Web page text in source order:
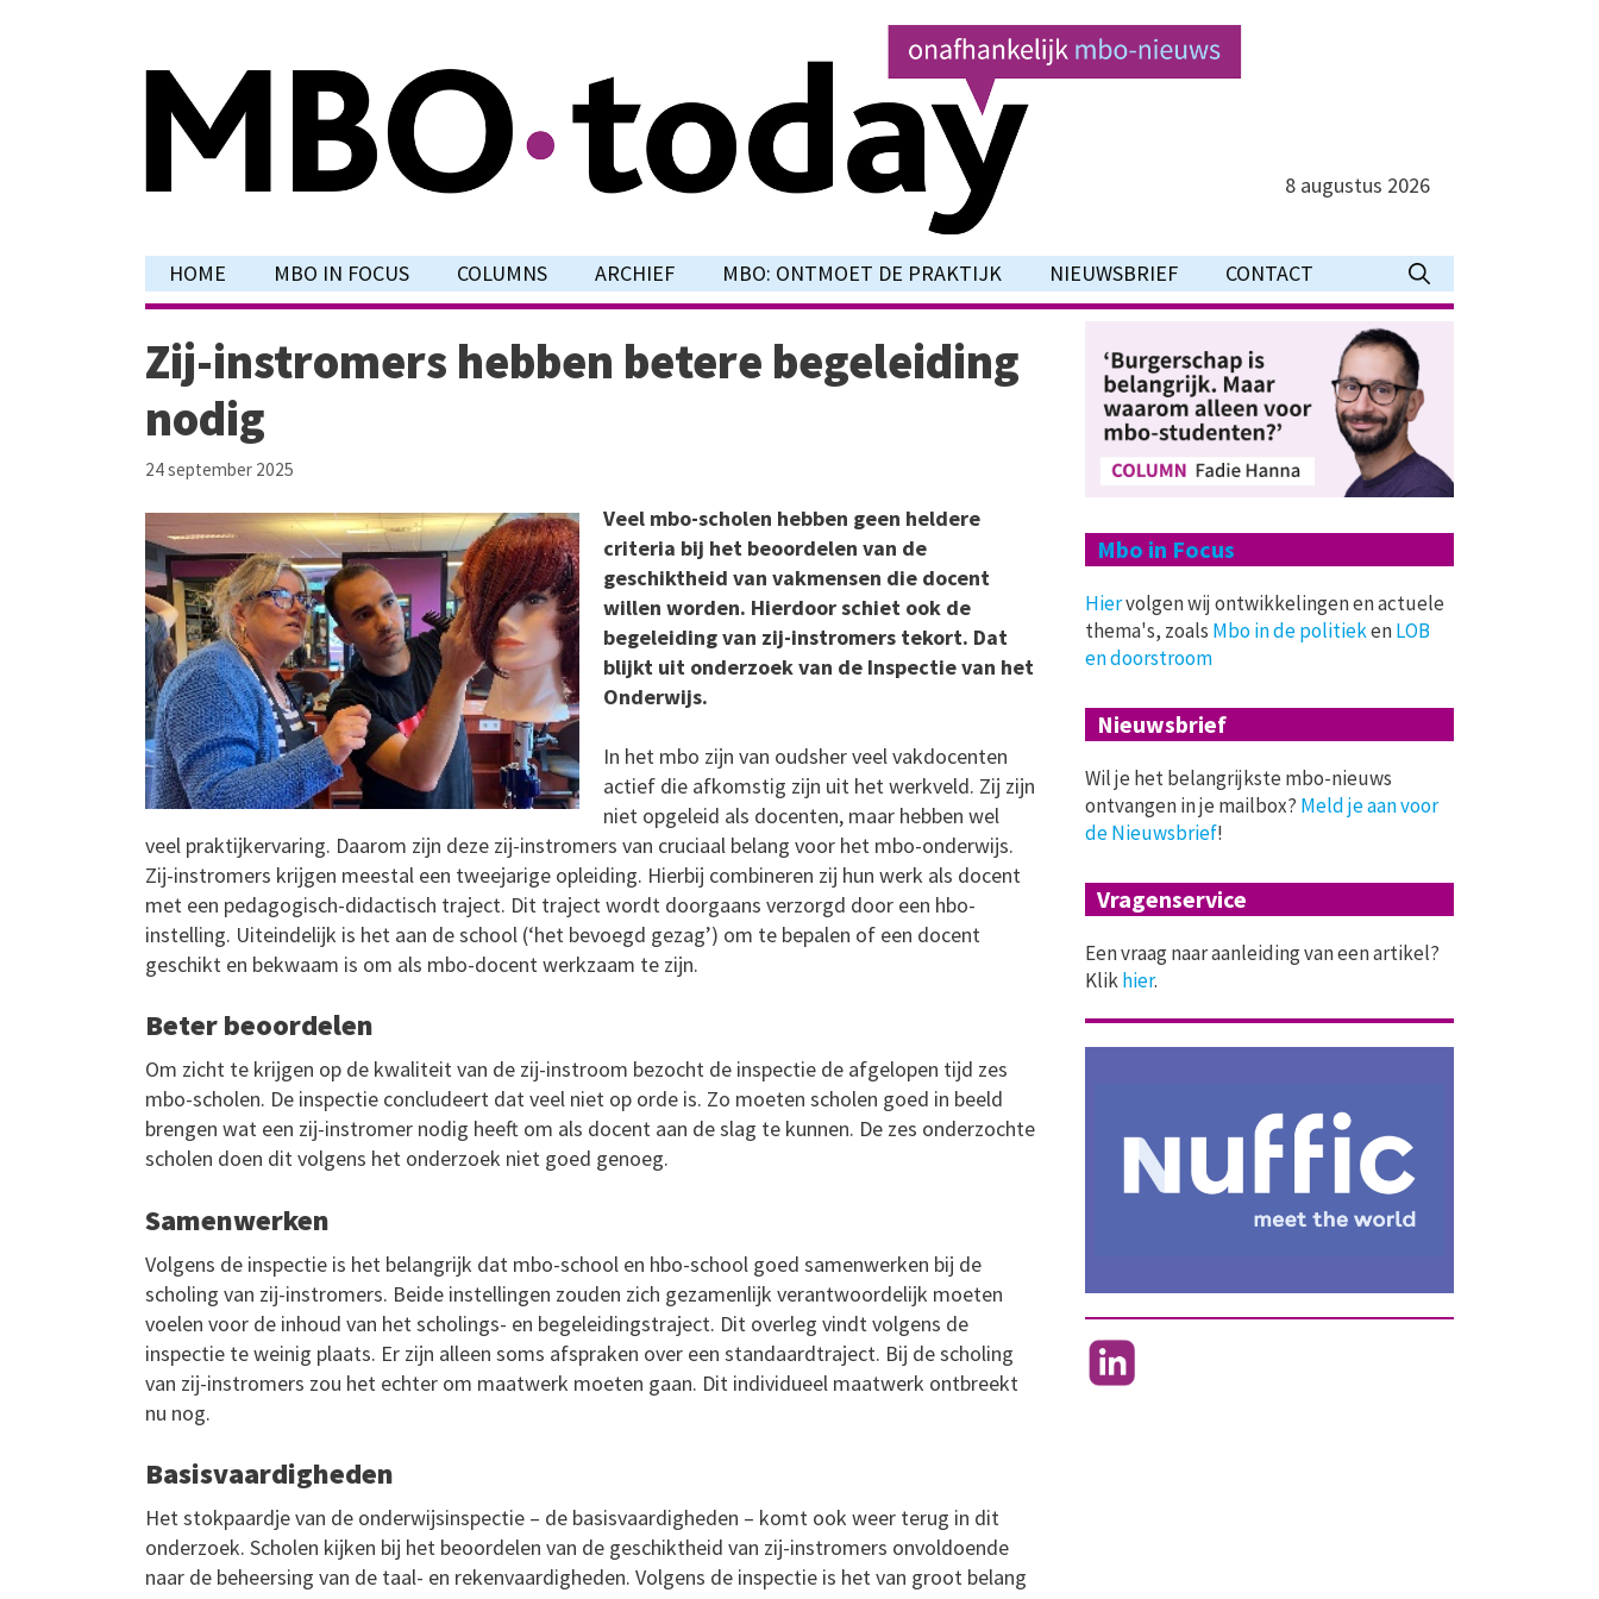
8 augustus 2026
HOME MBO IN FOCUS COLUMNS ARCHIEF MBO: ONTMOET DE PRAKTIJK NIEUWSBRIEF CONTACT
Zij-instromers hebben betere begeleiding
nodig
24 september 2025
Veel mbo-scholen hebben geen heldere
criteria bij het beoordelen van de
geschiktheid van vakmensen die docent
willen worden. Hierdoor schiet ook de
begeleiding van zij-instromers tekort. Dat
blijkt uit onderzoek van de Inspectie van het
Onderwijs.
In het mbo zijn van oudsher veel vakdocenten
actief die afkomstig zijn uit het werkveld. Zij zijn
niet opgeleid als docenten, maar hebben wel
veel praktijkervaring. Daarom zijn deze zij-instromers van cruciaal belang voor het mbo-onderwijs.
Zij-instromers krijgen meestal een tweejarige opleiding. Hierbij combineren zij hun werk als docent
met een pedagogisch-didactisch traject. Dit traject wordt doorgaans verzorgd door een hbo-
instelling. Uiteindelijk is het aan de school (‘het bevoegd gezag’) om te bepalen of een docent
geschikt en bekwaam is om als mbo-docent werkzaam te zijn.
Beter beoordelen
Om zicht te krijgen op de kwaliteit van de zij-instroom bezocht de inspectie de afgelopen tijd zes
mbo-scholen. De inspectie concludeert dat veel niet op orde is. Zo moeten scholen goed in beeld
brengen wat een zij-instromer nodig heeft om als docent aan de slag te kunnen. De zes onderzochte
scholen doen dit volgens het onderzoek niet goed genoeg.
Samenwerken
Volgens de inspectie is het belangrijk dat mbo-school en hbo-school goed samenwerken bij de
scholing van zij-instromers. Beide instellingen zouden zich gezamenlijk verantwoordelijk moeten
voelen voor de inhoud van het scholings- en begeleidingstraject. Dit overleg vindt volgens de
inspectie te weinig plaats. Er zijn alleen soms afspraken over een standaardtraject. Bij de scholing
van zij-instromers zou het echter om maatwerk moeten gaan. Dit individueel maatwerk ontbreekt
nu nog.
Basisvaardigheden
Het stokpaardje van de onderwijsinspectie – de basisvaardigheden – komt ook weer terug in dit
onderzoek. Scholen kijken bij het beoordelen van de geschiktheid van zij-instromers onvoldoende
naar de beheersing van de taal- en rekenvaardigheden. Volgens de inspectie is het van groot belang
Mbo in Focus
Hiervolgen wij ontwikkelingen en actuele
thema's, zoals Mbo in de politiekenLOB
en doorstroom
Nieuwsbrief
Wil je het belangrijkste mbo-nieuws
ontvangen in je mailbox? Meld je aan voor
de Nieuwsbrief!
Vragenservice
Een vraag naar aanleiding van een artikel?
Klikhier.